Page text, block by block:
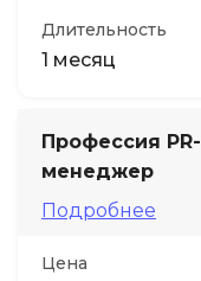
Длительность
1 месяц
Профессия PR-
менеджер
Подробнее
Цена